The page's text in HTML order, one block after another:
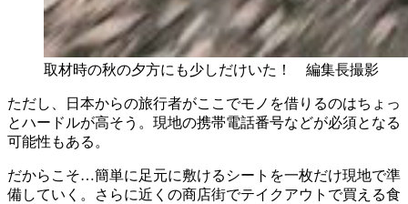
取材時の秋の夕方にも少しだけいた！ 編集長撮影
ただし、日本からの旅行者がここでモノを借りるのはちょっ
とハードルが高そう。現地の携帯電話番号などが必須となる
可能性もある。
だからこそ…簡単に足元に敷けるシートを一枚だけ現地で準
備していく。さらに近くの商店街でテイクアウトで買える食